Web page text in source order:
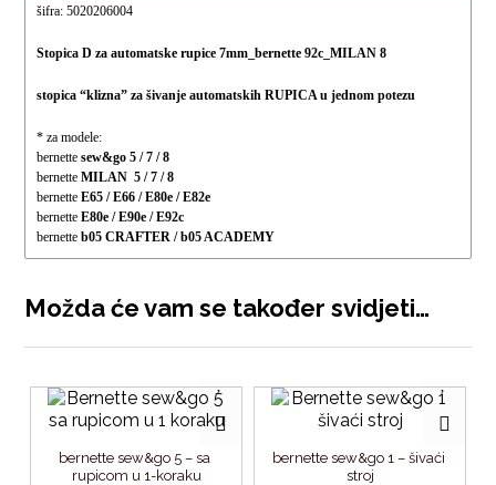
šifra: 5020206004
Stopica D za automatske rupice 7mm_bernette 92c_MILAN 8
stopica “klizna” za šivanje automatskih RUPICA u jednom potezu
* za modele:
bernettesew&go 5 / 7 / 8
bernetteMILAN 5 / 7 / 8
bernetteE65 / E66 / E80e / E82e
bernetteE80e / E90e / E92c
bernetteb05 CRAFTER / b05 ACADEMY
Možda će vam se također svidjeti…
bernette sew&go 5 – sa
rupicom u 1-koraku
bernette sew&go 1 – šivaći
stroj